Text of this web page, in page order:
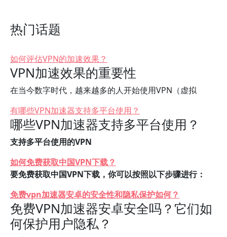
热门话题
如何评估VPN的加速效果？
VPN加速效果的重要性
在当今数字时代，越来越多的人开始使用VPN（虚拟
有哪些VPN加速器支持多平台使用？
哪些VPN加速器支持多平台使用？
支持多平台使用的VPN
如何免费获取中国VPN下载？
要免费获取中国VPN下载，你可以按照以下步骤进行：
免费vpn加速器安卓的安全性和隐私保护如何？
免费VPN加速器安卓安全吗？它们如
何保护用户隐私？